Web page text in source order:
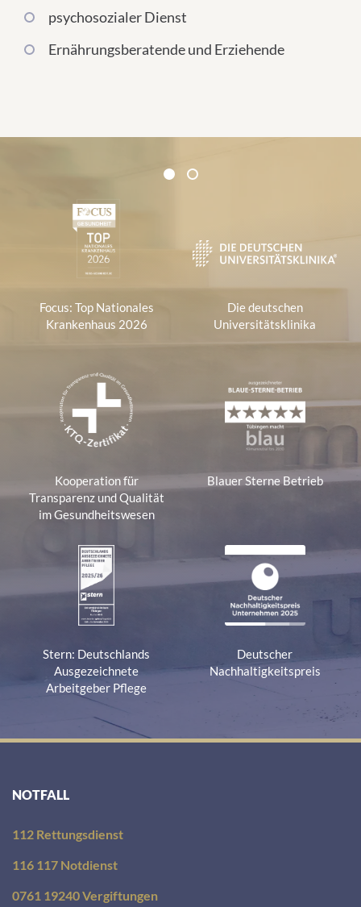
psychosozialer Dienst
Ernährungsberatende und Erziehende
Zertifikate und Verbände
1 2
Focus: Top Nationales
Krankenhaus 2026
Die deutschen
Universitätsklinika
Kooperation für
Transparenz und Qualität
im Gesundheitswesen
Blauer Sterne Betrieb
Stern: Deutschlands
Ausgezeichnete
Arbeitgeber Pflege
Deutscher
Nachhaltigkeitspreis
NOTFALL
112 Rettungsdienst
116 117 Notdienst
0761 19240 Vergiftungen